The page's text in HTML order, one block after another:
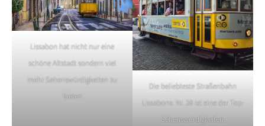
Lissabon hat nicht nur eine
schöne Altstadt sondern viel
mehr Sehenswürdigkeiten zu
bieten
Die beliebteste Straßenbahn
Lissabons: Nr. 28 ist eine der Top-
Sehenswürdigkeiten.